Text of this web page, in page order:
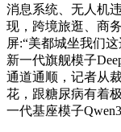
消息系统、无人机
现，跨境旅逛、商
屏:“美都城坐我们
新一代旗舰模子
通道通顺，记者从
花，跟糖尿病有着
一代基座模子